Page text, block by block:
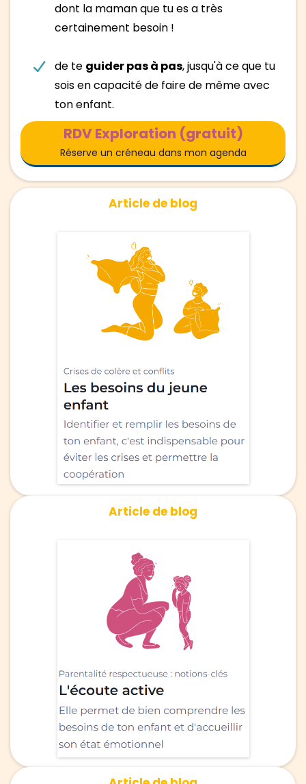
dont la maman que tu es a très
certainement besoin !
de te guider pas à pas, jusqu'à ce que tu
sois en capacité de faire de même avec
ton enfant.
RDV Exploration (gratuit)
Réserve un créneau dans mon agenda
Article de blog
Article de blog